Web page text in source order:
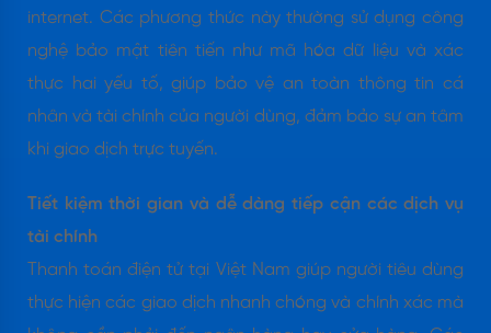
internet. Các phương thức này thường sử dụng công
nghệ bảo mật tiên tiến như mã hóa dữ liệu và xác
thực hai yếu tố, giúp bảo vệ an toàn thông tin cá
nhân và tài chính của người dùng, đảm bảo sự an tâm
khi giao dịch trực tuyến.
Tiết kiệm thời gian và dễ dàng tiếp cận các dịch vụ
tài chính
Thanh toán điện tử tại Việt Nam giúp người tiêu dùng
thực hiện các giao dịch nhanh chóng và chính xác mà